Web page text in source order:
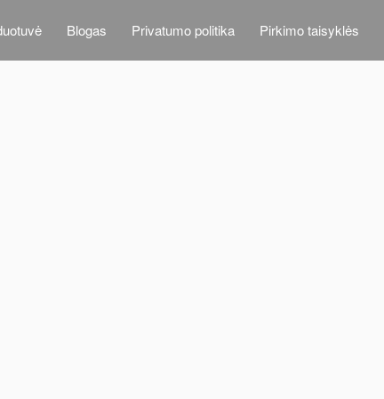
Blogas Privatumo politika Pirkimo taisyklės